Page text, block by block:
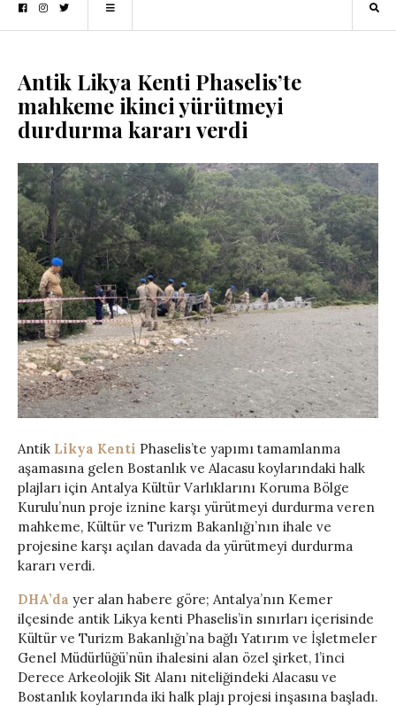
Antik Likya Kenti Phaselis’te
mahkeme ikinci yürütmeyi
durdurma kararı verdi
Antik Likya Kenti Phaselis’te yapımı tamamlanma
aşamasına gelen Bostanlık ve Alacasu koylarındaki halk
plajları için Antalya Kültür Varlıklarını Koruma Bölge
Kurulu’nun proje iznine karşı yürütmeyi durdurma veren
mahkeme, Kültür ve Turizm Bakanlığı’nın ihale ve
projesine karşı açılan davada da yürütmeyi durdurma
kararı verdi.
DHA’da yer alan habere göre; Antalya’nın Kemer
ilçesinde antik Likya kenti Phaselis’in sınırları içerisinde
Kültür ve Turizm Bakanlığı’na bağlı Yatırım ve İşletmeler
Genel Müdürlüğü’nün ihalesini alan özel şirket, 1’inci
Derece Arkeolojik Sit Alanı niteliğindeki Alacasu ve
Bostanlık koylarında iki halk plajı projesi inşasına başladı.